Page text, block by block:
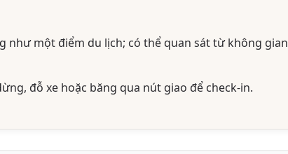
như một điểm du lịch; có thể quan sát từ không gian
đỗ xe hoặc băng qua nút giao để check-in.